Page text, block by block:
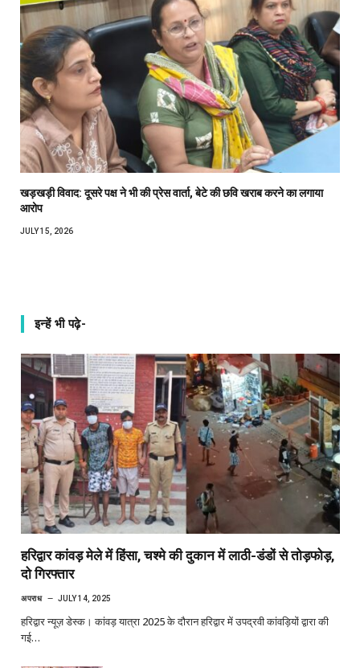
खड़खड़ी विवाद: दूसरे पक्ष ने भी की प्रेस वार्ता, बेटे की छवि खराब करने का लगाया
आरोप
JULY 15, 2026
इन्हें भी पढ़े-
हरिद्वार कांवड़ मेले में हिंसा, चश्मे की दुकान में लाठी-डंडों से तोड़फोड़,
दो गिरफ्तार
अपराध JULY 14, 2025
हरिद्वार न्यूज़ डेस्क। कांवड़ यात्रा 2025 के दौरान हरिद्वार में उपद्रवी कांवड़ियों द्वारा की
गई…